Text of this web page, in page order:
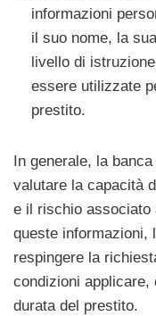
informazioni
il suo nome, la
livello di
essere utilizzate
prestito.
In generale, la
valutare la capacità
e il rischio
queste informazioni,
respingere la
condizioni applicare,
durata del prestito.